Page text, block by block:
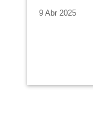
9 Abr 2025